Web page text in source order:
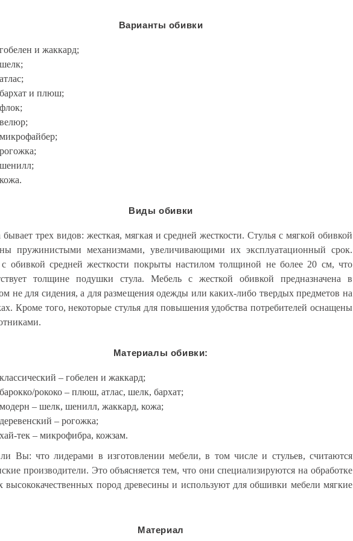
Варианты обивки
гобелен и жаккард;
шелк;
атлас;
бархат и плюш;
флок;
велюр;
микрофайбер;
рогожка;
шенилл;
кожа.
Виды обивки
трех видов: жесткая, мягкая и средней жесткости. Стулья с мягкой обивкой
пружинистыми механизмами, увеличивающими их эксплуатационный срок.
с обивкой средней жесткости покрыты настилом толщиной не более 20 см, что
толщине подушки стула. Мебель с жесткой обивкой предназначена в
не для сидения, а для размещения одежды или каких-либо твердых предметов на
Кроме того, некоторые стулья для повышения удобства потребителей оснащены
Материалы обивки:
классический – гобелен и жаккард;
барокко/рококо – плюш, атлас, шелк, бархат;
модерн – шелк, шенилл, жаккард, кожа;
деревенский – рогожка;
хай-тек – микрофибра, кожзам.
ли Вы: что лидерами в изготовлении мебели, в том числе и стульев, считаются
производители. Это объясняется тем, что они специализируются на обработке
высококачественных пород древесины и используют для обшивки мебели мягкие
Материал